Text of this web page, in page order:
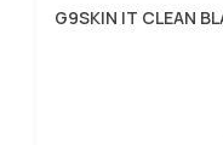
G9SKIN IT CLEAN